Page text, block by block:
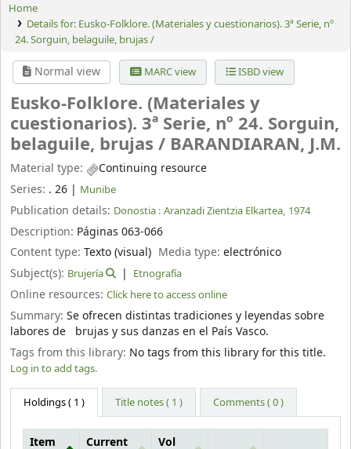
Home
Details for: Eusko-Folklore. (Materiales y cuestionarios). 3ª Serie, nº
24. Sorguin, belaguile, brujas /
Normal view MARC view ISBD view
Eusko-Folklore. (Materiales y
cuestionarios). 3ª Serie, nº 24. Sorguin,
belaguile, brujas / BARANDIARAN, J.M.
Material type:
Continuing resource
Series: . 26 | Munibe
Publication details: Donostia : Aranzadi Zientzia Elkartea, 1974
Description: Páginas 063-066
Content type: Texto (visual) Media type:electrónico
Subject(s): Brujería Etnografía
Online resources: Click here to access online
Summary: Se ofrecen distintas tradiciones y leyendas sobre
labores de brujas y sus danzas en el País Vasco.
Tags from this library: No tags from this library for this title.
Log in to add tags.
Holdings( 1 ) Title notes ( 1 ) Comments ( 0 )
Item
Current
Vol